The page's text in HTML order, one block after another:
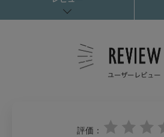
評価：